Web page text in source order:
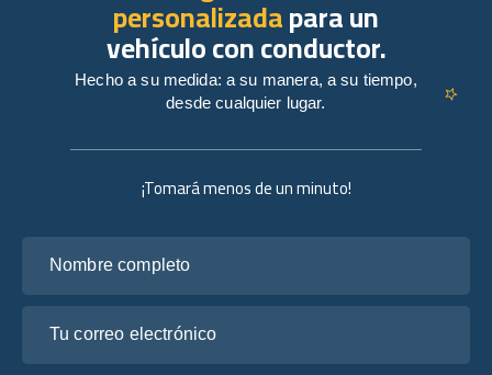
¡Tomará menos de un minuto!
personalizadapara un
vehículo con conductor.
Hecho a su medida: a su manera, a su tiempo,
desde cualquier lugar.